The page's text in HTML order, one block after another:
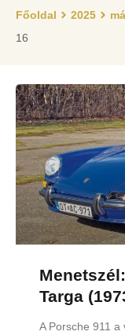
Főoldal 2025
16
Targa
A Porsche 911 a